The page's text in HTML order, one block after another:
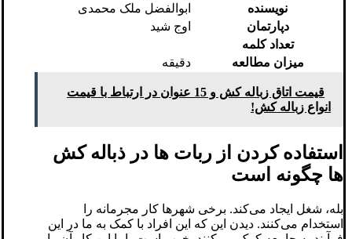
نویسنده
ابوالفضل ملک محمدی
دپارتمان
اوج شید
تعداد کلمه
میزان مطالعه
دقیقه
قیمت اتاق زباله کش و 15 عنوان در ارتباط با قیمت
انواع زباله کش!
استفاده کردن از ربات ها در ذباله کش
ها چگونه است
بله، شغل ایجاد می‌کند. برخی شهرها کار مجرمانه را
استخدام می‌کنند. دیدن این که این افراد با کمک به ما در این